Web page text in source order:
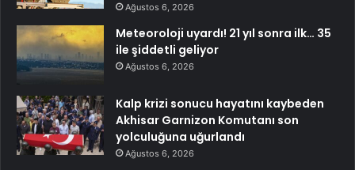
Ağustos 6, 2026
Meteoroloji uyardı! 21 yıl sonra ilk… 35
ile şiddetli geliyor
Ağustos 6, 2026
Kalp krizi sonucu hayatını kaybeden
Akhisar Garnizon Komutanı son
yolculuğuna uğurlandı
Ağustos 6, 2026